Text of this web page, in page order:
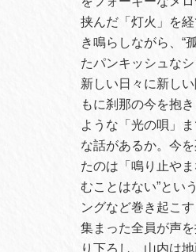
挟んだ「灯火」を
き鳴らしながら、“
たパンキッシュな
新しい日々に新し
もに刹那の今を抱
ような「光の唄」
な話があるか。今
たのは「鳴り止や
むことはない”とい
ングなど巻き起こ
集まった全員が声
り下ろし、山内は